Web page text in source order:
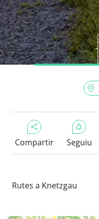
Compartir Seguiu
Rutes a Knetzgau